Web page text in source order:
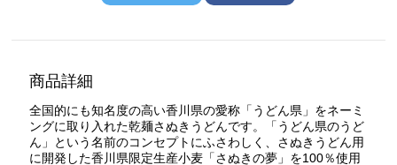
商品詳細
全国的にも知名度の高い香川県の愛称「うどん県」をネーミ
ングに取り入れた乾麺さぬきうどんです。「うどん県のうど
ん」という名前のコンセプトにふさわしく、さぬきうどん用
に開発した香川県限定生産小麦「さぬきの夢」を100％使用